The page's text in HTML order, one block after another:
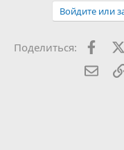
и
Войдите или
Поделиться: